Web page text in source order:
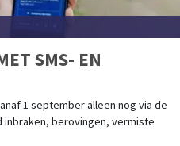
SMS- EN
1 september alleen nog via de
berovingen, vermiste